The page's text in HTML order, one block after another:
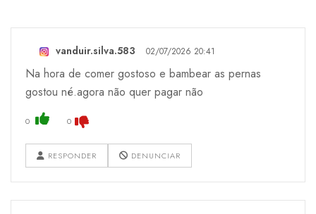
vanduir.silva.583 02/07/2026 20:41
Na hora de comer gostoso e bambear as pernas
gostou né.agora não quer pagar não
0 0
RESPONDER DENUNCIAR